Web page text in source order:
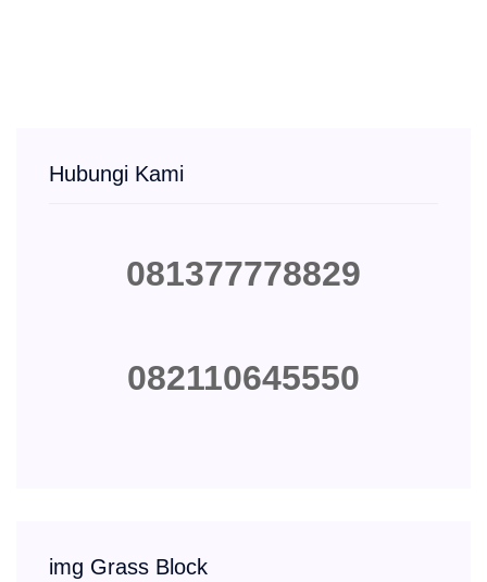
Hubungi Kami
081377778829
082110645550
img Grass Block